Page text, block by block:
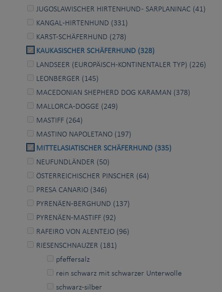
JUGOSLAWISCHER HIRTENHUND - SARPLANINAC (41)
KANGAL-HIRTENHUND (331)
KARST-SCHÄFERHUND (278)
KAUKASISCHER SCHÄFERHUND (328)
LANDSEER (EUROPÄISCH-KONTINENTALER TYP) (226)
LEONBERGER (145)
MACEDONIAN SHEPHERD DOG KARAMAN (378)
MALLORCA-DOGGE (249)
MASTIFF (264)
MASTINO NAPOLETANO (197)
MITTELASIATISCHER SCHÄFERHUND (335)
NEUFUNDLÄNDER (50)
ÖSTERREICHISCHER PINSCHER (64)
PRESA CANARIO (346)
PYRENÄEN-BERGHUND (137)
PYRENÄEN-MASTIFF (92)
RAFEIRO VON ALENTEJO (96)
RIESENSCHNAUZER (181)
pfeffersalz
rein schwarz mit schwarzer Unterwolle
schwarz-silber